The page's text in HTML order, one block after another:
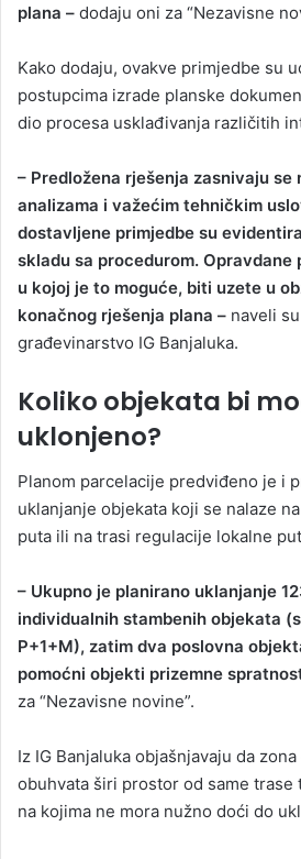
plana – dodaju oni za “Nezavisne
Kako dodaju, ovakve primjedbe su
postupcima izrade planske
dio procesa usklađivanja različitih
– Predložena rješenja zasnivaju se
analizama i važećim tehničkim
dostavljene primjedbe su
skladu sa procedurom. Opravdane
u kojoj je to moguće, biti uzete u
konačnog rješenja plana – naveli
građevinarstvo IG Banjaluka.
Koliko objekata bi
uklonjeno?
Planom parcelacije predviđeno je i
uklanjanje objekata koji se nalaze
puta ili na trasi regulacije lokalne
– Ukupno je planirano uklanjanje
individualnih stambenih objekata
P+1+M), zatim dva poslovna
pomoćni objekti prizemne
za “Nezavisne novine”.
Iz IG Banjaluka objašnjavaju da
obuhvata širi prostor od same trase
na kojima ne mora nužno doći do